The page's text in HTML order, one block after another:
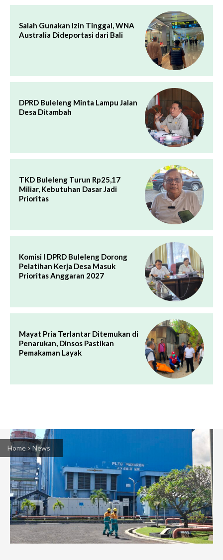
Salah Gunakan Izin Tinggal, WNA
Australia Dideportasi dari Bali
DPRD Buleleng Minta Lampu Jalan
Desa Ditambah
TKD Buleleng Turun Rp25,17
Miliar, Kebutuhan Dasar Jadi
Prioritas
Komisi I DPRD Buleleng Dorong
Pelatihan Kerja Desa Masuk
Prioritas Anggaran 2027
Mayat Pria Terlantar Ditemukan di
Penarukan, Dinsos Pastikan
Pemakaman Layak